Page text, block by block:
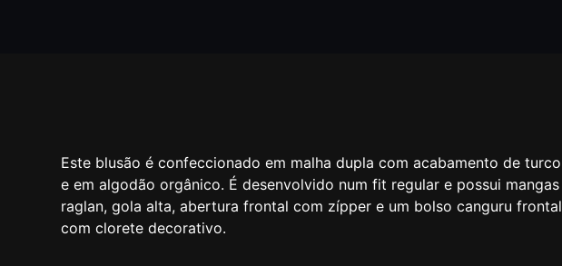
Este blusão é confeccionado em malha dupla com acabamento de turco
e em algodão orgânico. É desenvolvido num fit regular e possui mangas
raglan, gola alta, abertura frontal com zípper e um bolso canguru frontal
com clorete decorativo.